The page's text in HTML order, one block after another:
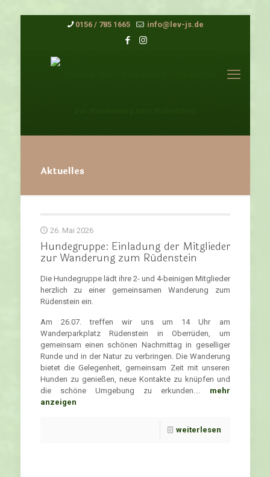
0156 / 785 1665 info@lev-js.de
Aktuelles
26. Mai 2026
Hundegruppe: Einladung der Mitglieder
zur Wanderung zum Rüdenstein
Die Hundegruppe lädt ihre 2- und 4-beinigen Mitglieder
herzlich zu einer gemeinsamen Wanderung zum
Rüdenstein ein.
Am 26.07. treffen wir uns um 14 Uhr am
Wanderparkplatz Rüdenstein in Oberrüden, um
gemeinsam einen schönen Nachmittag in geselliger
Runde und in der Natur zu verbringen. Die Wanderung
bietet die Gelegenheit, gemeinsam Zeit mit unseren
Hunden zu genießen, neue Kontakte zu knüpfen und
die schöne Umgebung zu erkunden.… mehr
anzeigen
weiterlesen